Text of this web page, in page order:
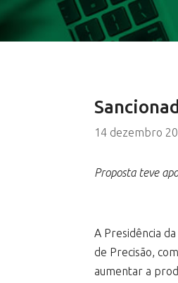
14 dezembro
Proposta teve
A Presidência
de Precisão,
aumentar a